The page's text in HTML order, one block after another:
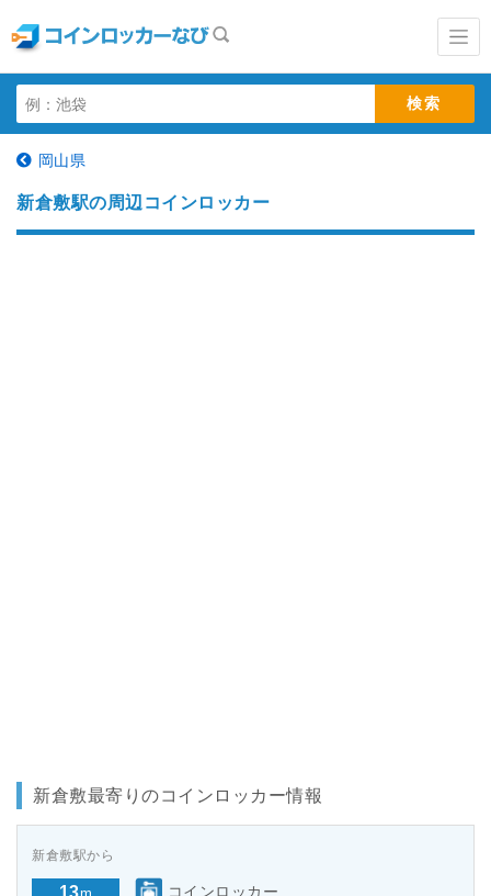
岡山県
新倉敷駅の周辺コインロッカー
新倉敷最寄りのコインロッカー情報
新倉敷駅から
コインロッカー